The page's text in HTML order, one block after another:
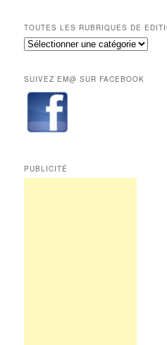
mois
réservés
aux
TOUTES LES RUBRIQUES DE
Toutes
de
Edition
Multimédi@
SUIVEZ EM@ SUR FACEBOOK
PUBLICITÉ